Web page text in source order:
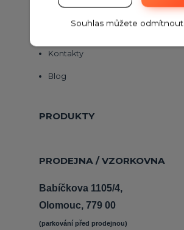
Obchodní podmínky
Kontakty
Blog
PRODUKTY
PRODEJNA / VZORKOVNA
Babíčkova 1105/4,
Olomouc, 779 00
(parkování před prodejnou)
Souhlas můžete odmítnout